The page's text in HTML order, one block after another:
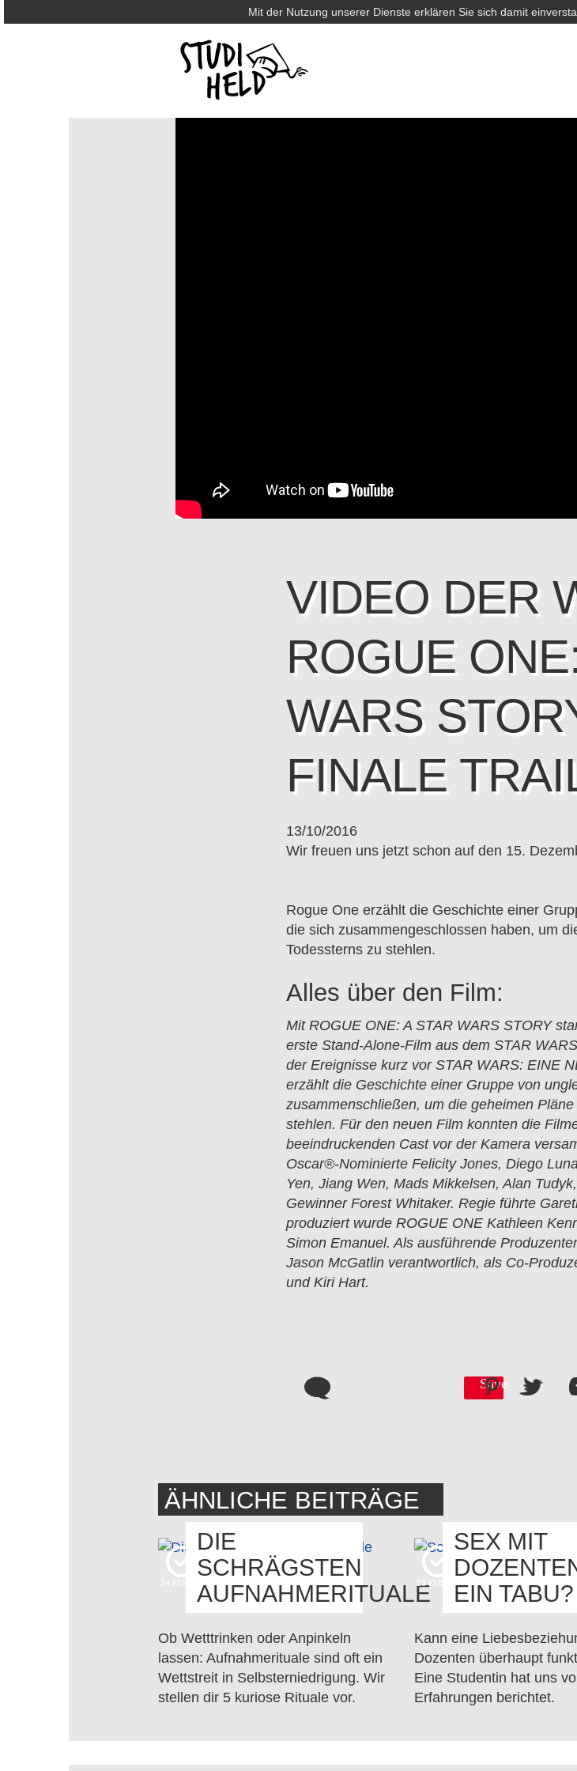
Mit der Nutzung unserer Dienste erklären Sie sich damit
VIDEO DER
ROGUE
WARS
FINALE
13/10/2016
Wir freuen uns jetzt schon auf den 15.
Rogue One erzählt die Geschichte einer
die sich zusammengeschlossen haben, um
Todessterns zu stehlen.
Alles über den Film:
Mit ROGUE ONE: A STAR WARS STORY
erste Stand-Alone-Film aus dem STAR
der Ereignisse kurz vor STAR WARS: EINE
erzählt die Geschichte einer Gruppe von
zusammenschließen, um die geheimen
stehlen. Für den neuen Film konnten die
beeindruckenden Cast vor der Kamera
Oscar®-Nominierte Felicity Jones, Diego
Yen, Jiang Wen, Mads Mikkelsen, Alan
Gewinner Forest Whitaker. Regie führte
produziert wurde ROGUE ONE Kathleen
Simon Emanuel. Als ausführende
Jason McGatlin verantwortlich, als Co-
und Kiri Hart.
Save
ÄHNLICHE BEITRÄGE
KUDOS
DIE
SCHRÄGSTEN
AUFNAHMERITUALE
Ob Wetttrinken oder Anpinkeln
lassen: Aufnahmerituale sind oft ein
Wettstreit in Selbsterniedrigung. Wir
stellen dir 5 kuriose Rituale vor.
KUDOS
SEX MIT
EIN TABU?
Kann eine
Dozenten überhaupt
Eine Studentin hat uns
Erfahrungen berichtet.